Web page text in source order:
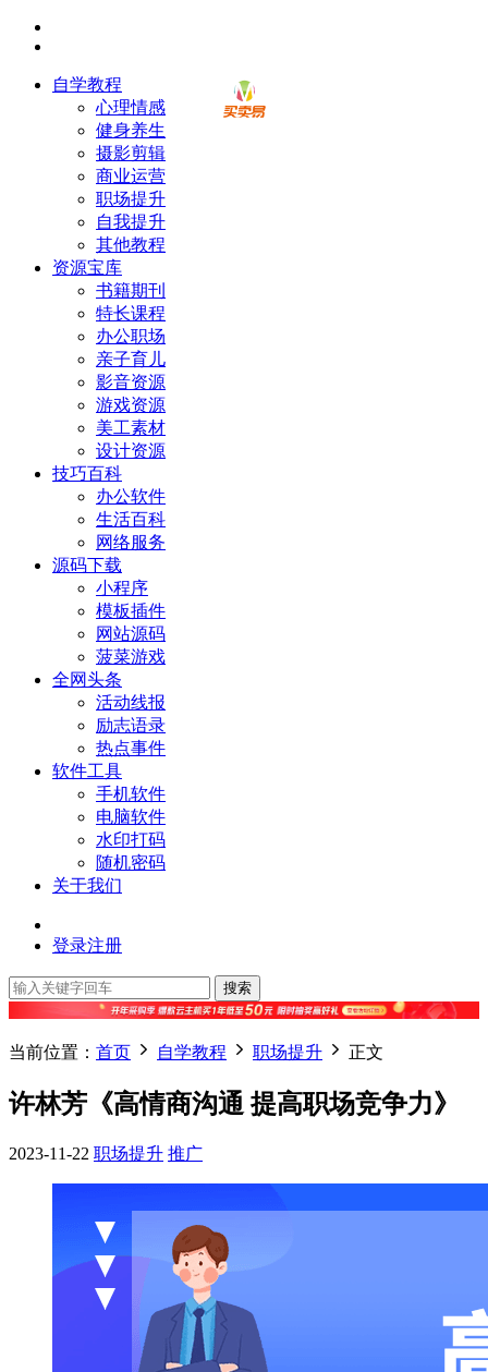
自学教程
心理情感
健身养生
摄影剪辑
商业运营
职场提升
自我提升
其他教程
资源宝库
书籍期刊
特长课程
办公职场
亲子育儿
影音资源
游戏资源
美工素材
设计资源
技巧百科
办公软件
生活百科
网络服务
源码下载
小程序
模板插件
网站源码
菠菜游戏
全网头条
活动线报
励志语录
热点事件
软件工具
手机软件
电脑软件
水印打码
随机密码
关于我们
登录注册
搜索
当前位置： 首页 自学教程 职场提升 正文
许林芳《高情商沟通 提高职场竞争力》
2023-11-22 职场提升 推广